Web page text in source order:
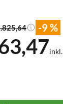
-9 %